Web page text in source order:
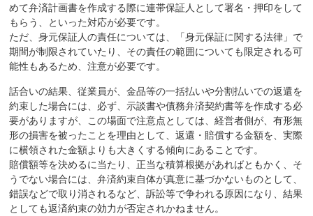
めて弁済計画書を作成する際に連帯保証人として署名・押印をして
もらう、といった対応が必要です。
ただ、身元保証人の責任については、「身元保証に関する法律」で
期間が制限されていたり、その責任の範囲についても限定される可
能性もあるため、注意が必要です。
話合いの結果、従業員が、金品等の一括払いや分割払いでの返還を
約束した場合には、必ず、示談書や債務弁済契約書等を作成する必
要がありますが、この場面で注意点としては、経営者側が、有形無
形の損害を被ったことを理由として、返還・賠償する金額を、実際
に横領された金額よりも大きくする傾向にあることです。
賠償額等を決めるに当たり、正当な積算根拠があればともかく、そ
うでない場合には、弁済約束自体が真意に基づかないものとして、
錯誤などで取り消されるなど、訴訟等で争われる原因になり、結果
としても返済約束の効力が否定されかねません。